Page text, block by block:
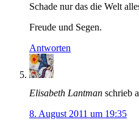
Schade nur das die Welt
Freude und Segen.
Antworten
Elisabeth Lantman schrieb
8. August 2011 um 19:35